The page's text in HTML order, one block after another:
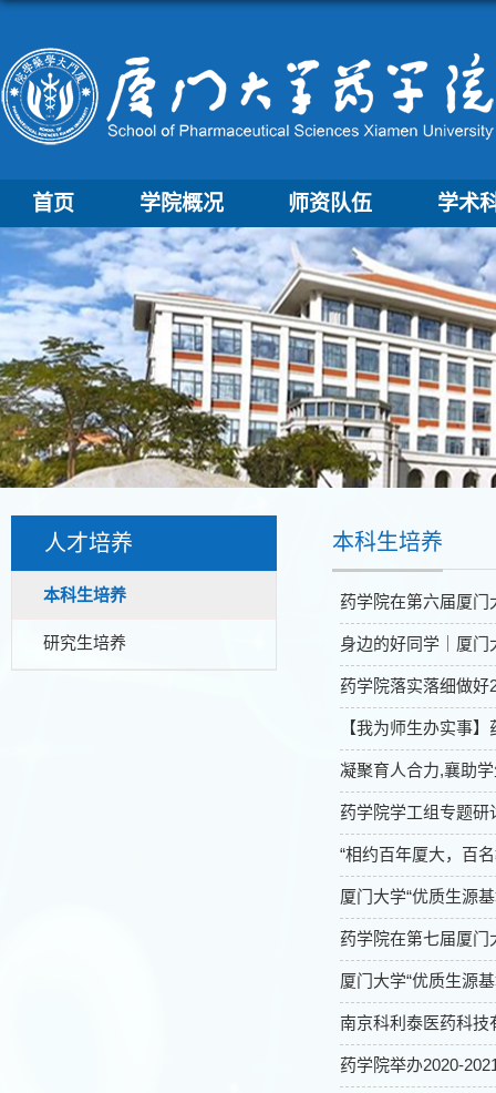
首页 学院概况 师资队伍 学术
人才培养
本科生培养
研究生培养
本科生培养
药学院在第六届厦
身边的好同学｜厦
药学院落实落细做好
【我为师生办实事
凝聚育人合力,襄助
药学院学工组专题研
“相约百年厦大，百
厦门大学“优质生源
药学院在第七届厦门
厦门大学“优质生源
南京科利泰医药科技
药学院举办2020-